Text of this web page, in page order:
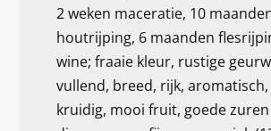
2 weken maceratie, 10
houtrijping, 6 maanden
wine; fraaie kleur, rustige
vullend, breed, rijk,
kruidig, mooi fruit, goede